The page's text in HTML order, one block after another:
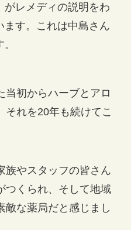
がレメディの説明をわ
ます。これは中島さん
当初からハーブとアロ
それを20年も続けてこ
族やスタッフの皆さん
つくられ、そして地域
敵な薬局だと感じまし